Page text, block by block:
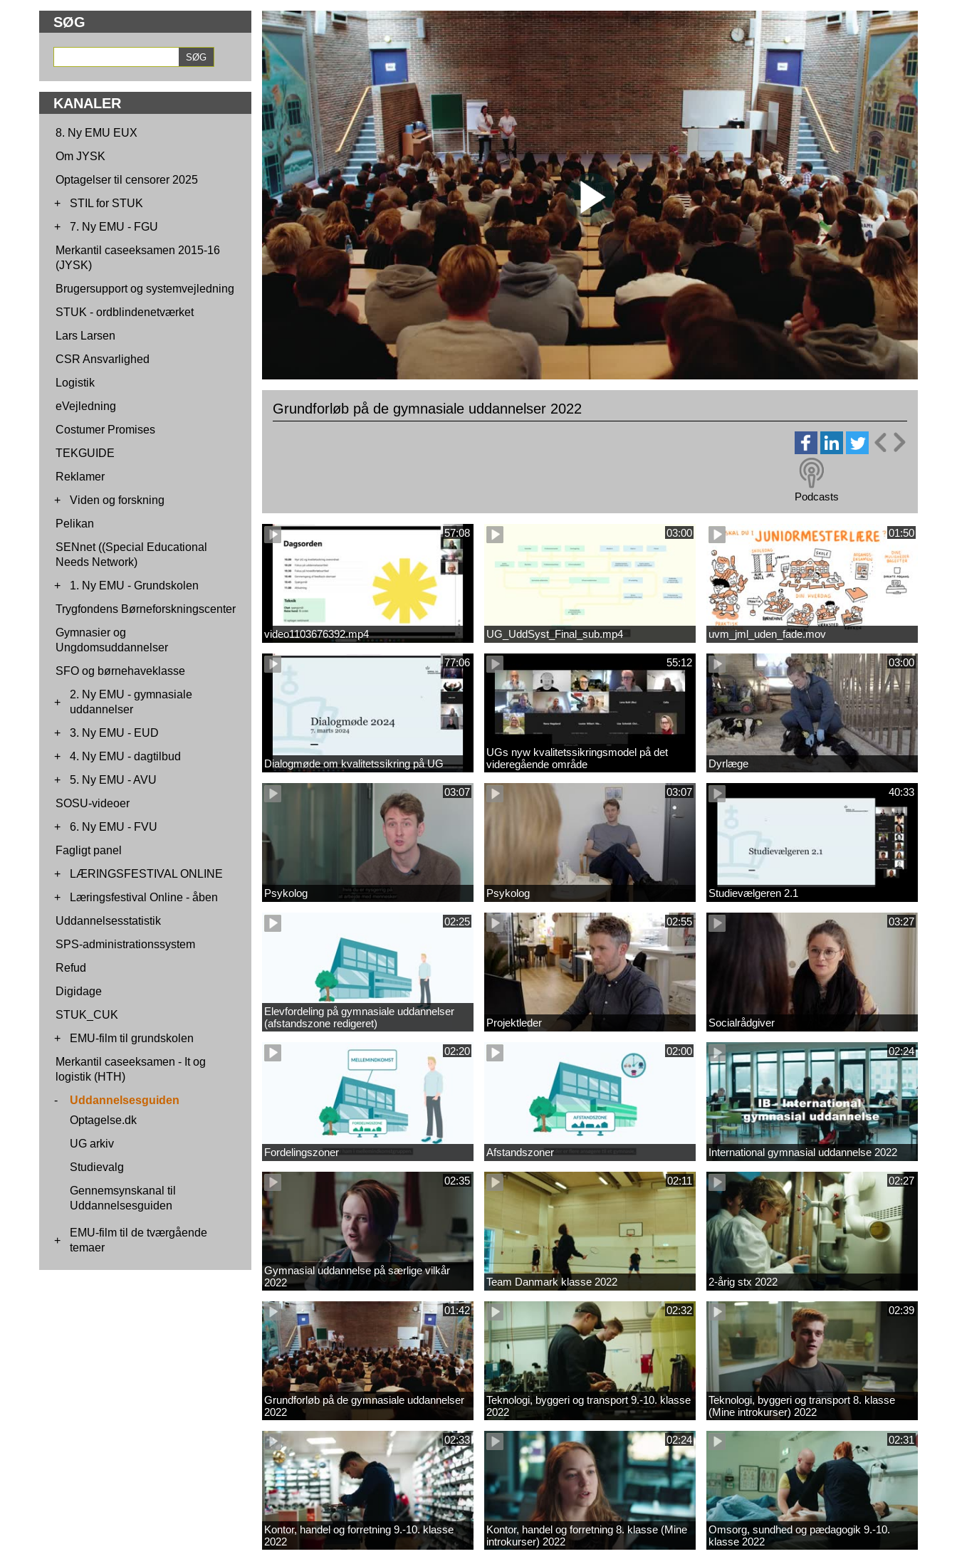
SØG
KANALER
8. Ny EMU EUX
Om JYSK
Optagelser til censorer 2025
+
STIL for STUK
+
7. Ny EMU - FGU
Merkantil caseeksamen 2015-16
(JYSK)
Brugersupport og systemvejledning
STUK - ordblindenetværket
Lars Larsen
CSR Ansvarlighed
Logistik
eVejledning
Costumer Promises
TEKGUIDE
Reklamer
+
Viden og forskning
Pelikan
SENnet ((Special Educational
Needs Network)
+
1. Ny EMU - Grundskolen
Trygfondens Børneforskningscenter
Gymnasier og
Ungdomsuddannelser
SFO og børnehaveklasse
+
2. Ny EMU - gymnasiale
uddannelser
+
3. Ny EMU - EUD
+
4. Ny EMU - dagtilbud
+
5. Ny EMU - AVU
SOSU-videoer
+
6. Ny EMU - FVU
Fagligt panel
+
LÆRINGSFESTIVAL ONLINE
+
Læringsfestival Online - åben
Uddannelsesstatistik
SPS-administrationssystem
Refud
Digidage
STUK_CUK
+
EMU-film til grundskolen
Merkantil caseeksamen - It og
logistik (HTH)
-
Uddannelsesguiden
Optagelse.dk
UG arkiv
Studievalg
Gennemsynskanal til
Uddannelsesguiden
+
EMU-film til de tværgående
temaer
Grundforløb på de gymnasiale uddannelser 2022
Podcasts
57:08
video1103676392.mp4
03:00
UG_UddSyst_Final_sub.mp4
01:50
uvm_jml_uden_fade.mov
77:06
Dialogmøde om kvalitetssikring på UG
55:12
UGs nyw kvalitetssikringsmodel på det
videregående område
03:00
Dyrlæge
03:07
Psykolog
03:07
Psykolog
40:33
Studievælgeren 2.1
02:25
Elevfordeling på gymnasiale uddannelser
(afstandszone redigeret)
02:55
Projektleder
03:27
Socialrådgiver
02:20
Fordelingszoner
02:00
Afstandszoner
02:24
International gymnasial uddannelse 2022
02:35
Gymnasial uddannelse på særlige vilkår
2022
02:11
Team Danmark klasse 2022
02:27
2-årig stx 2022
01:42
Grundforløb på de gymnasiale uddannelser
2022
02:32
Teknologi, byggeri og transport 9.-10. klasse
2022
02:39
Teknologi, byggeri og transport 8. klasse
(Mine introkurser) 2022
02:33
Kontor, handel og forretning 9.-10. klasse
2022
02:24
Kontor, handel og forretning 8. klasse (Mine
introkurser) 2022
02:31
Omsorg, sundhed og pædagogik 9.-10.
klasse 2022